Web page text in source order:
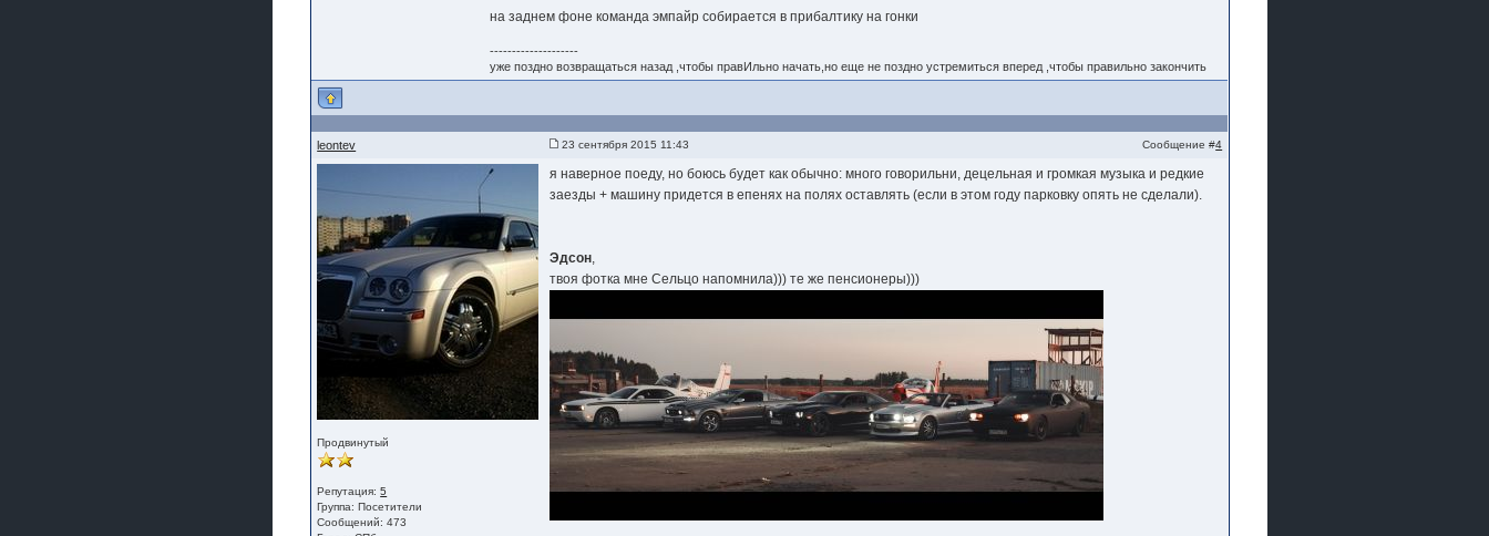
на заднем фоне команда эмпайр собирается в прибалтику на гонки
--------------------
уже поздно возвращаться назад ,чтобы правИльно начать,но еще не поздно устремиться вперед ,чтобы правильно закончить
leontev 23 сентября 2015 11:43 Сообщение #4
Продвинутый
Репутация:5
Группа:Посетители
Сообщений: 473
я наверное поеду, но боюсь будет как обычно: много говорильни, децельная и громкая музыка и редкие
заезды + машину придется в епенях на полях оставлять (если в этом году парковку опять не сделали).
Эдсон,
твоя фотка мне Сельцо напомнила))) те же пенсионеры)))